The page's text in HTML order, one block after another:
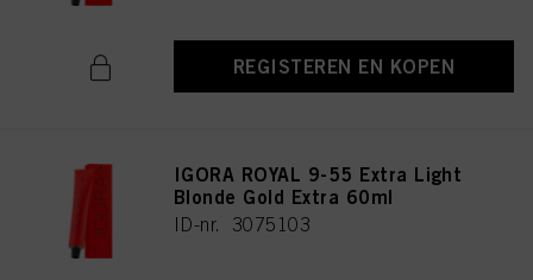
REGISTEREN EN KOPEN
IGORA ROYAL 9-55 Extra Light
Blonde Gold Extra 60ml
ID-nr. 3075103